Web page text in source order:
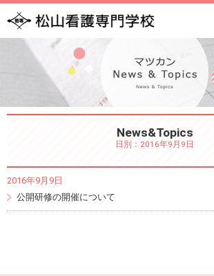
News&Topics
日別：2016年9月9日
2016年9月9日
公開研修の開催について